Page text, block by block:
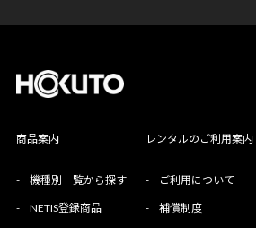
商品案内
- 機種別一覧から探す
- NETIS登録商品
レンタルのご利用案内
- ご利用について
- 補償制度